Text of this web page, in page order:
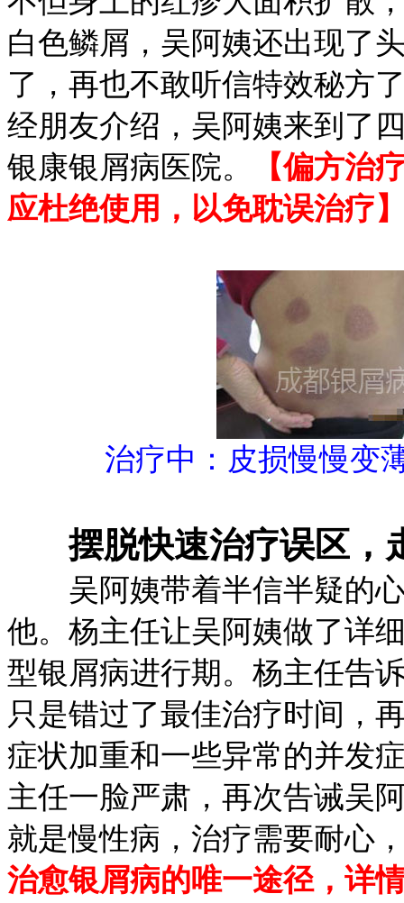
白色鳞屑，吴阿姨还出现了
了，再也不敢听信特效秘方
经朋友介绍，吴阿姨来到了
银康银屑病医院。
【偏方治
应杜绝使用，以免耽误治疗
治疗中：皮损慢慢变
摆脱快速治疗误区，
吴阿姨带着半信半疑的心
他。杨主任让吴阿姨做了详
型银屑病进行期。杨主任告
只是错过了最佳治疗时间，
症状加重和一些异常的并发
主任一脸严肃，再次告诫吴
就是慢性病，治疗需要耐心
治愈银屑病的唯一途径，详